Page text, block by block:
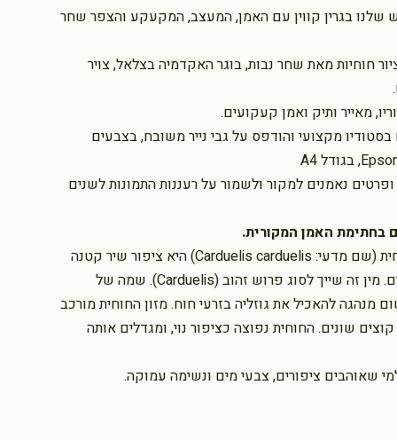
שלנו בגרין קווין עם האמן, המעצב, המקעקע והצפר שחר
חוחיות מאת שחר נבות, בוגר האקדמיה בצלאל, צויר
מאייר ותיק ואמן קעקועים.
בסטודיו מקצועי והודפס על גבי נייר משובח, בצבעים
ופרטים נאמנים למקור ולשמור על רעננות התמונות לשנים
בחתימת האמן המקורית.
מתוך ויקיפדיה: חוחית (שם מדעי: Carduelis carduelis) היא ציפור שיר קטנה
ממשפחת הפרושיים. מין זה שייך לסוג פרוש זהוב (Carduelis). שמה של
מנהגה להאכיל את גוזליה בזרעי חוח. מזון החוחית מורכב
שונים. החוחית נפוצה כציפור נוי, ומגדלים אותה
שאוהבים ציפורים, צבעי מים ונשימה עמוקה.